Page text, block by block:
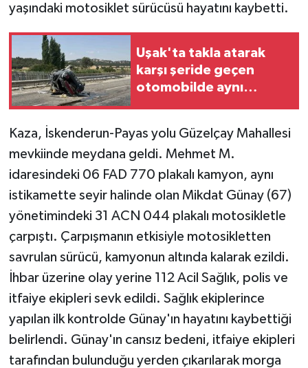
yaşındaki motosiklet sürücüsü hayatını kaybetti.
Uşak'ta takla atarak
karşı şeride geçen
otomobilde aynı
Kaza, İskenderun-Payas yolu Güzelçay Mahallesi
mevkiinde meydana geldi. Mehmet M.
idaresindeki 06 FAD 770 plakalı kamyon, aynı
istikamette seyir halinde olan Mikdat Günay (67)
yönetimindeki 31 ACN 044 plakalı motosikletle
çarpıştı. Çarpışmanın etkisiyle motosikletten
savrulan sürücü, kamyonun altında kalarak ezildi.
İhbar üzerine olay yerine 112 Acil Sağlık, polis ve
itfaiye ekipleri sevk edildi. Sağlık ekiplerince
yapılan ilk kontrolde Günay'ın hayatını kaybettiği
belirlendi. Günay'ın cansız bedeni, itfaiye ekipleri
tarafından bulunduğu yerden çıkarılarak morga